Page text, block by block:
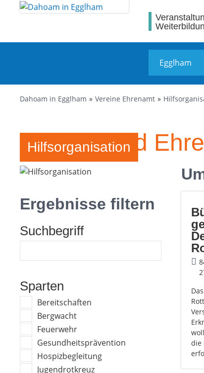
Dahoam in Egglham Vereine Ehrenamt
Vereine und
Hilfsorganisation
Ergebnisse filtern
Suchbegriff
Sparten
Bereitschaften
Bergwacht
Feuerwehr
Gesundheitsprävention
Hospizbegleitung
Jugendrotkreuz
die